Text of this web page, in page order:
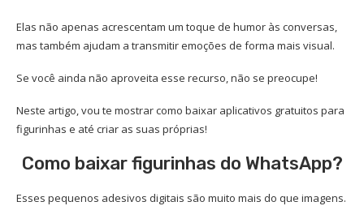
Elas não apenas acrescentam um toque de humor às conversas,
mas também ajudam a transmitir emoções de forma mais visual.
Se você ainda não aproveita esse recurso, não se preocupe!
Neste artigo, vou te mostrar como baixar aplicativos gratuitos para
figurinhas e até criar as suas próprias!
Como baixar figurinhas do WhatsApp?
Esses pequenos adesivos digitais são muito mais do que imagens.